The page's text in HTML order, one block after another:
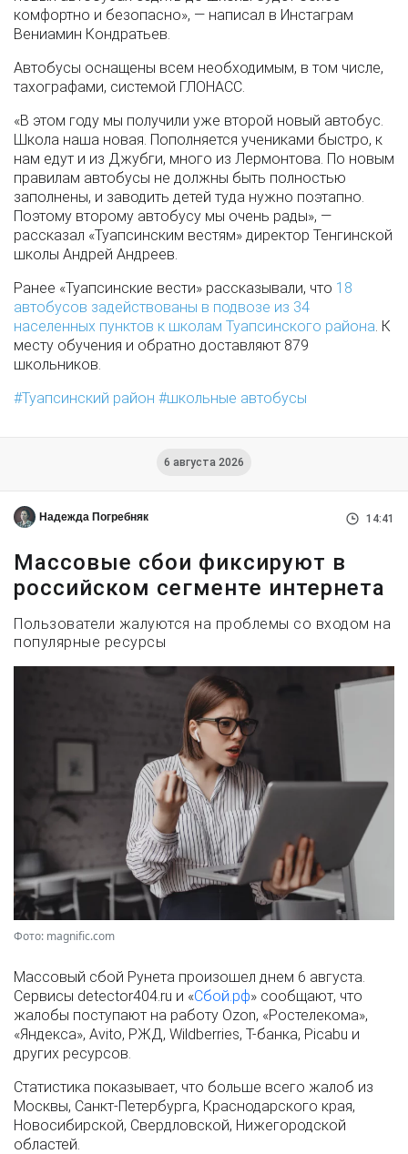
комфортно и безопасно», — написал в Инстаграм
Вениамин Кондратьев.
Автобусы оснащены всем необходимым, в том числе,
тахографами, системой ГЛОНАСС.
«В этом году мы получили уже второй новый автобус.
Школа наша новая. Пополняется учениками быстро, к
нам едут и из Джубги, много из Лермонтова. По новым
правилам автобусы не должны быть полностью
заполнены, и заводить детей туда нужно поэтапно.
Поэтому второму автобусу мы очень рады», —
рассказал «Туапсинским вестям» директор Тенгинской
школы Андрей Андреев.
Ранее «Туапсинские вести» рассказывали, что 18
автобусов задействованы в подвозе из 34
населенных пунктов к школам Туапсинского района. К
месту обучения и обратно доставляют 879
школьников.
Туапсинский район
школьные автобусы
6 августа 2026
Надежда Погребняк 14:41
Массовые сбои фиксируют в
российском сегменте интернета
Пользователи жалуются на проблемы со входом на
популярные ресурсы
Фото: magnific.com
Массовый сбой Рунета произошел днем 6 августа.
Сервисы detector404.ru и «Сбой.рф» сообщают, что
жалобы поступают на работу Ozon, «Ростелекома»,
«Яндекса», Avito, РЖД, Wildberries, Т-банка, Picabu и
других ресурсов.
Статистика показывает, что больше всего жалоб из
Москвы, Санкт-Петербурга, Краснодарского края,
Новосибирской, Свердловской, Нижегородской
областей.